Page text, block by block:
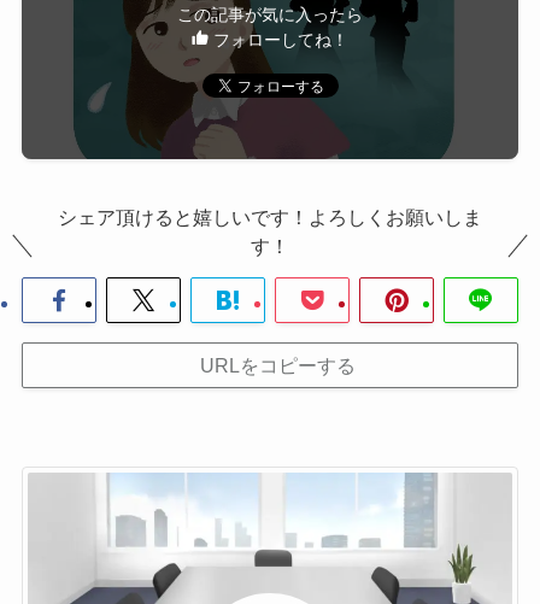
この記事が気に入ったら
フォローしてね！
シェア頂けると嬉しいです！よろしくお願いしま
す！
URLをコピーする